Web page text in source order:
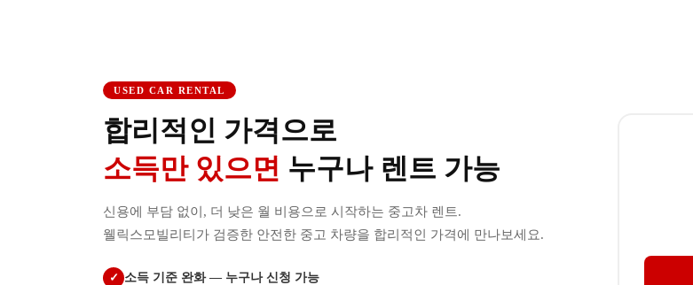
USED CAR RENTAL
합리적인 가격으로
소득만 있으면 누구나 렌트 가능
신용에 부담 없이, 더 낮은 월 비용으로 시작하는 중고차 렌트.
웰릭스모빌리티가 검증한 안전한 중고 차량을 합리적인 가격에 만나보세요.
✓ 소득 기준 완화 — 누구나 신청 가능